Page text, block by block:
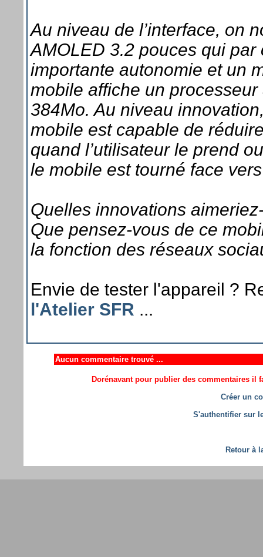
Au niveau de l’interface, on
AMOLED 3.2 pouces qui
importante autonomie et un
mobile affiche un
384Mo. Au niveau
mobile est capable de
quand l’utilisateur le prend
le mobile est tourné face
Quelles innovations
Que pensez-vous de ce
la fonction des réseaux
Envie de tester l'appareil ?
l'Atelier SFR ...
Aucun commentaire trouvé ...
Dorénavant pour publier des commentaires il
Créer un
S'authentifier sur
Retour à